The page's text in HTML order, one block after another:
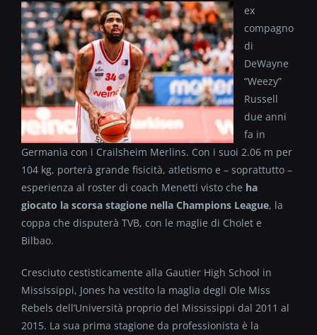
ex
compagno
di
DeWayne
“Weezy”
Russell
due anni
fa in
Germania con i Crailsheim Merlins. Con i suoi 2.06 m per
104 kg, porterà grande fisicità, atletismo e – soprattutto –
esperienza al roster di coach Menetti visto che ha
giocato la scorsa stagione nella Champions League, la
coppa che disputerà TVB, con le maglie di Cholet e
Bilbao.
Cresciuto cestisticamente alla Gautier High School in
Mississippi, Jones ha vestito la maglia degli Ole Miss
Rebels dell’Università proprio del Mississippi dal 2011 al
2015. La sua prima stagione da professionista è la